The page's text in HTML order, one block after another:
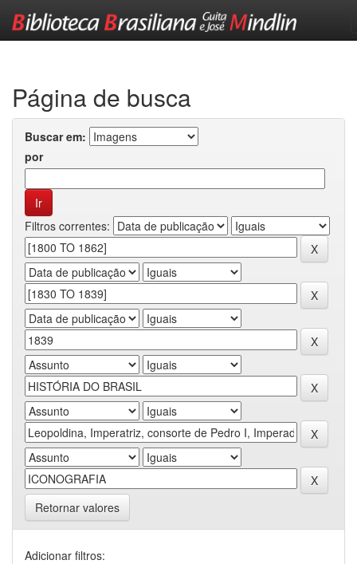
Página de busca
Buscar em:
por
Filtros correntes:
Retornar valores
Adicionar filtros: